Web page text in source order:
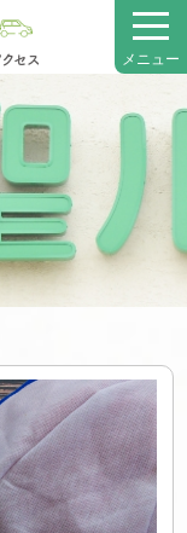
メニュー